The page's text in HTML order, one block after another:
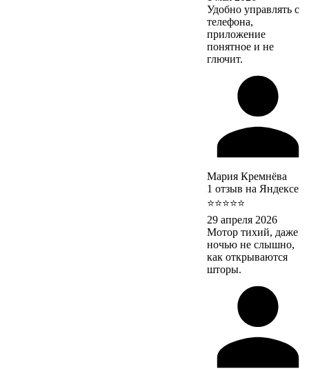
Удобно управлять с
телефона,
приложение
понятное и не
глючит.
Мария Кремнёва
1 отзыв на Яндексе
⭐⭐⭐⭐⭐
29 апреля 2026
Мотор тихий, даже
ночью не слышно,
как открываются
шторы.